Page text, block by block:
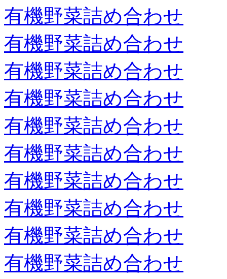
有機野菜詰め合わせ
有機野菜詰め合わせ
有機野菜詰め合わせ
有機野菜詰め合わせ
有機野菜詰め合わせ
有機野菜詰め合わせ
有機野菜詰め合わせ
有機野菜詰め合わせ
有機野菜詰め合わせ
有機野菜詰め合わせ